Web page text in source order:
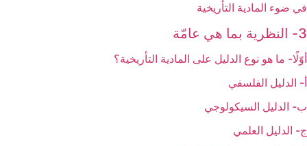
في ضوء المادية التأريخية
3- النظرية بما هي عامّة
أوّلًا- ما هو نوع الدليل على المادية التأريخية؟
أ- الدليل الفلسفي
ب- الدليل السيكولوجي
ج- الدليل العلمي